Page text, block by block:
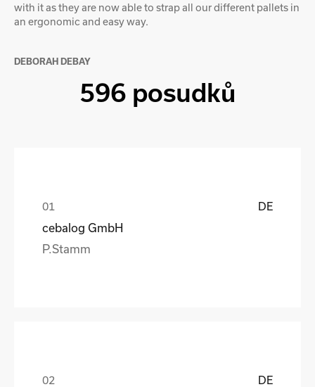
with it as they are now able to strap all our different pallets in
an ergonomic and easy way.
DEBORAH DEBAY
596 posudků
DE
cebalog GmbH
P.Stamm
DE